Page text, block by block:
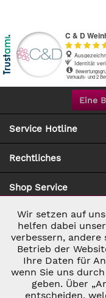
Eine
Service Hotline
Rechtliches
Shop Service
Zahlung & Versand
Notwendig
Marketing
Tracking
Wir setzen auf
helfen dabei
verbessern,
Betrieb der
Ihre Daten für
wenn Sie uns
geben. Über
entscheiden,